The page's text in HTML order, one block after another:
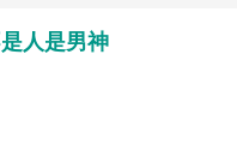
人是男神